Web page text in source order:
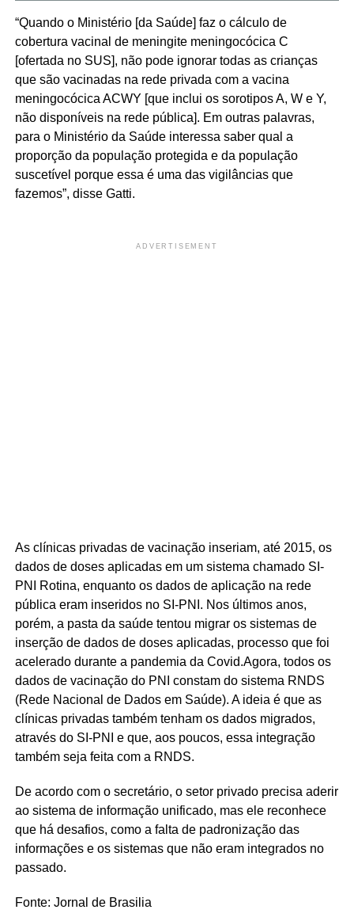
“Quando o Ministério [da Saúde] faz o cálculo de
cobertura vacinal de meningite meningocócica C
[ofertada no SUS], não pode ignorar todas as crianças
que são vacinadas na rede privada com a vacina
meningocócica ACWY [que inclui os sorotipos A, W e Y,
não disponíveis na rede pública]. Em outras palavras,
para o Ministério da Saúde interessa saber qual a
proporção da população protegida e da população
suscetível porque essa é uma das vigilâncias que
fazemos”, disse Gatti.
ADVERTISEMENT
As clínicas privadas de vacinação inseriam, até 2015, os
dados de doses aplicadas em um sistema chamado SI-
PNI Rotina, enquanto os dados de aplicação na rede
pública eram inseridos no SI-PNI. Nos últimos anos,
porém, a pasta da saúde tentou migrar os sistemas de
inserção de dados de doses aplicadas, processo que foi
acelerado durante a pandemia da Covid.Agora, todos os
dados de vacinação do PNI constam do sistema RNDS
(Rede Nacional de Dados em Saúde). A ideia é que as
clínicas privadas também tenham os dados migrados,
através do SI-PNI e que, aos poucos, essa integração
também seja feita com a RNDS.
De acordo com o secretário, o setor privado precisa aderir
ao sistema de informação unificado, mas ele reconhece
que há desafios, como a falta de padronização das
informações e os sistemas que não eram integrados no
passado.
Fonte: Jornal de Brasilia